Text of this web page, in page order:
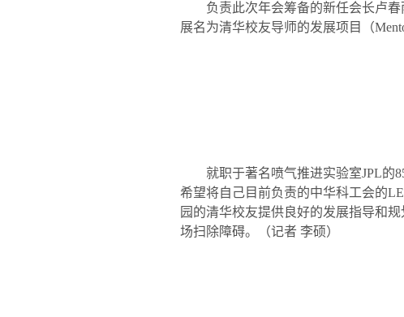
负责此次年会筹备的新任会长卢
展名为清华校友导师的发展项目（
就职于著名喷气推进实验室JPL的
希望将自己目前负责的中华科工会的
园的清华校友提供良好的发展指导和
场扫除障碍。
（记者 李硕）